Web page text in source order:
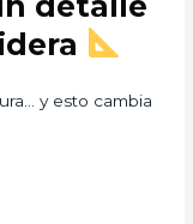
y esto cambia